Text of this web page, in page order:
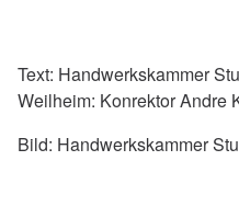
Text: Handwerkskammer
Weilheim: Konrektor Andre
Bild: Handwerkskammer